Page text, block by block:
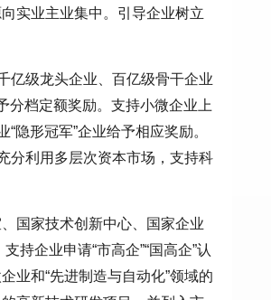
实业主业集中。引导企业树立
亿级龙头企业、百亿级骨干企业
分档定额奖励。支持小微企业上
隐形冠军”企业给予相应奖励。
分利用多层次资本市场，支持科
国家技术创新中心、国家企业
持企业申请“市高企”“国高企”认
业和“先进制造与自动化”领域的